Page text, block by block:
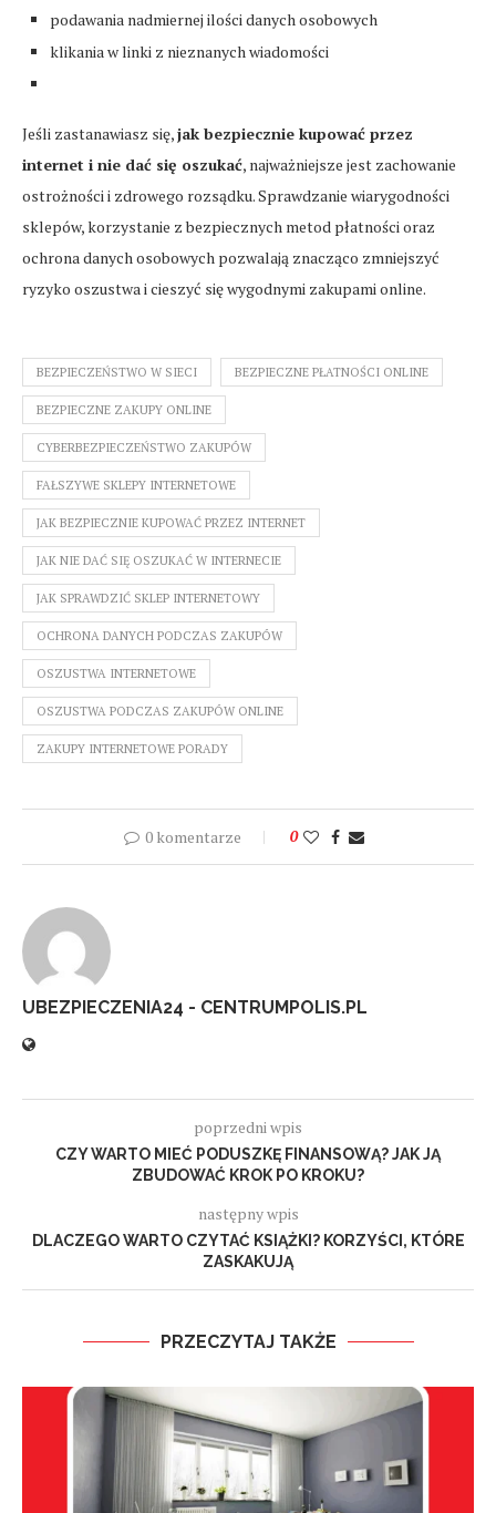
podawania nadmiernej ilości danych osobowych
klikania w linki z nieznanych wiadomości
Jeśli zastanawiasz się,jak bezpiecznie kupować przez
internet i nie dać się oszukać, najważniejsze jest zachowanie
ostrożności i zdrowego rozsądku. Sprawdzanie wiarygodności
sklepów, korzystanie z bezpiecznych metod płatności oraz
ochrona danych osobowych pozwalają znacząco zmniejszyć
ryzyko oszustwa i cieszyć się wygodnymi zakupami online.
BEZPIECZEŃSTWO W SIECI BEZPIECZNE PŁATNOŚCI ONLINE
BEZPIECZNE ZAKUPY ONLINE
CYBERBEZPIECZEŃSTWO ZAKUPÓW
FAŁSZYWE SKLEPY INTERNETOWE
JAK BEZPIECZNIE KUPOWAĆ PRZEZ INTERNET
JAK NIE DAĆ SIĘ OSZUKAĆ W INTERNECIE
JAK SPRAWDZIĆ SKLEP INTERNETOWY
OCHRONA DANYCH PODCZAS ZAKUPÓW
OSZUSTWA INTERNETOWE
OSZUSTWA PODCZAS ZAKUPÓW ONLINE
ZAKUPY INTERNETOWE PORADY
0 komentarze 0
UBEZPIECZENIA24 - CENTRUMPOLIS.PL
poprzedni wpis
CZY WARTO MIEĆ PODUSZKĘ FINANSOWĄ? JAK JĄ
ZBUDOWAĆ KROK PO KROKU?
następny wpis
DLACZEGO WARTO CZYTAĆ KSIĄŻKI? KORZYŚCI, KTÓRE
ZASKAKUJĄ
PRZECZYTAJ TAKŻE